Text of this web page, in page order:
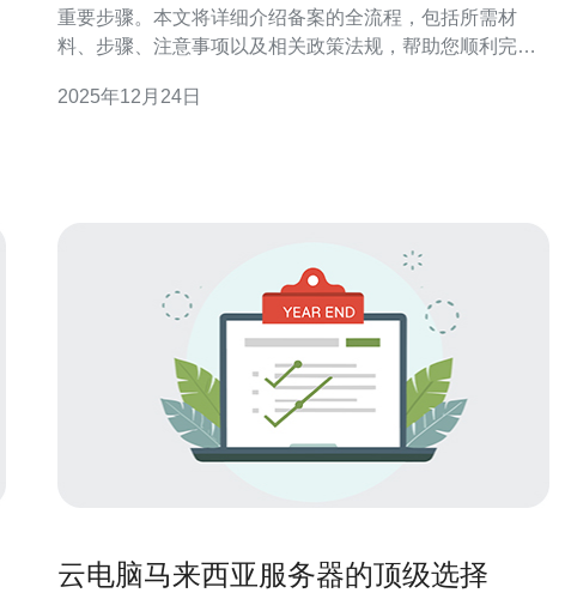
重要步骤。本文将详细介绍备案的全流程，包括所需材
料、步骤、注意事项以及相关政策法规，帮助您顺利完成
需要哪些材料？ 在进行云服务器备案之前，您需要准备一
2025年12月24日
云电脑马来西亚服务器的顶级选择